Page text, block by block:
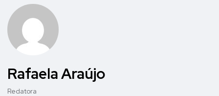
Rafaela Araújo
Redatora